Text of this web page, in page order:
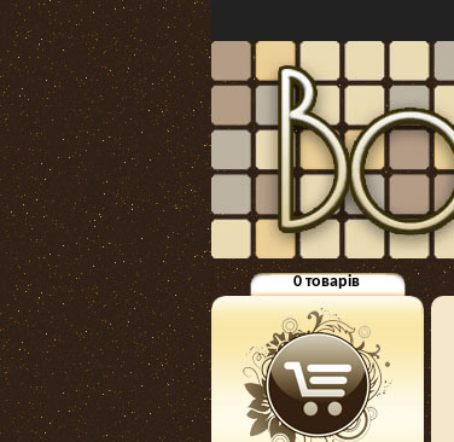
0 товарів